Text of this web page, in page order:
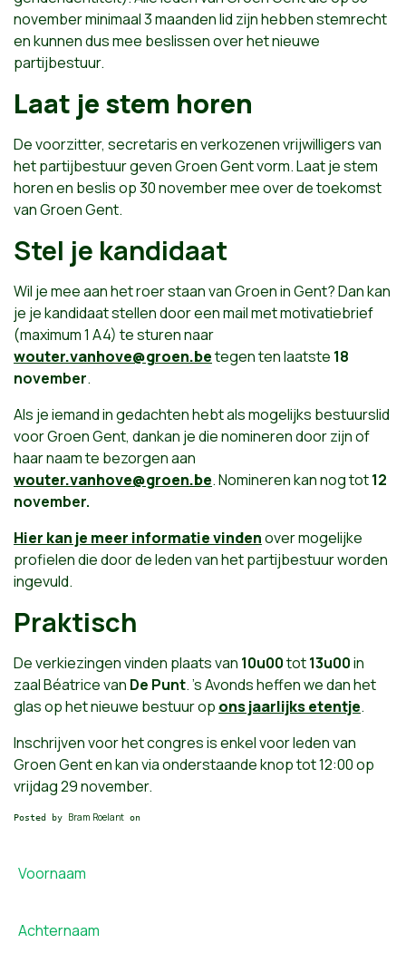
november minimaal 3 maanden lid zijn hebben stemrecht
en kunnen dus mee beslissen over het nieuwe
partijbestuur.
Laat je stem horen
De voorzitter, secretaris en verkozenen vrijwilligers van
het partijbestuur geven Groen Gent vorm. Laat je stem
horen en beslis op 30 november mee over de toekomst
van Groen Gent.
Stel je kandidaat
Wil je mee aan het roer staan van Groen in Gent? Dan kan
je je kandidaat stellen door een mail met motivatiebrief
(maximum 1 A4) te sturen naar
wouter.vanhove@groen.betegen ten laatste 18
november.
Als je iemand in gedachten hebt als mogelijks bestuurslid
voor Groen Gent, dankan je die nomineren door zijn of
haar naam te bezorgen aan
wouter.vanhove@groen.be. Nomineren kan nog tot12
november.
Hier kan je meer informatie vindenover mogelijke
profielen die door de leden van het partijbestuur worden
ingevuld.
Praktisch
De verkiezingen vinden plaats van 10u00tot13u00in
zaal Béatrice van De Punt. ’s Avonds heffen we dan het
glas op het nieuwe bestuur op ons jaarlijks etentje.
Inschrijven voor het congres is enkel voor leden van
Groen Gent en kan via onderstaande knop tot 12:00 op
vrijdag 29 november.
Posted by Bram Roelant on
Voornaam
Achternaam